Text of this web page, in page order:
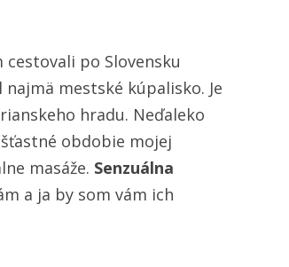
Senzuálne
masáže
môžu
prinášať
uspokojenie
mužom
po Slovensku
mestské kúpalisko. Je
hradu. Neďaleko
obdobie mojej
masáže. Senzuálna
a ja by som vám ich